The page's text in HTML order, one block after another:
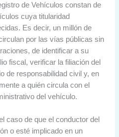
de Vehículos constan de
cuya titularidad
Es decir, un millón de
por las vías públicas sin
de identificar a su
fiscal, verificar la filiación del
de responsabilidad civil y, en
a quién circula con el
del vehículo.
caso de que el conductor del
o esté implicado en un